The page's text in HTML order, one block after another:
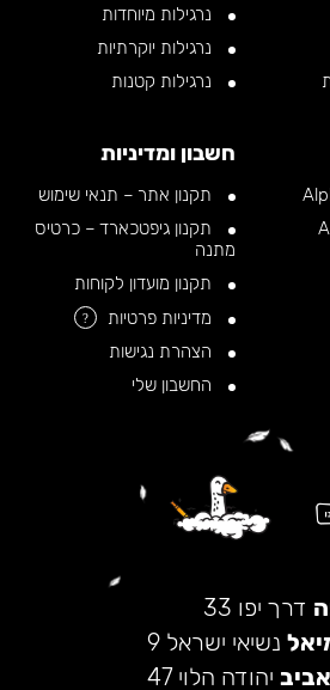
נרגילות מיוחדות
נרגילות יוקרתיות
נרגילות קטנות
חשבון ומדיניות
תקנון אתר – תנאי שימוש
תקנון גיפטכארד – כרטיס
מתנה
תקנון מועדון לקוחות
מדיניות פרטיות
?
הצהרת נגישות
החשבון שלי
דרך יפו 33
נשיאי ישראל 9
יהודה הלוי 47